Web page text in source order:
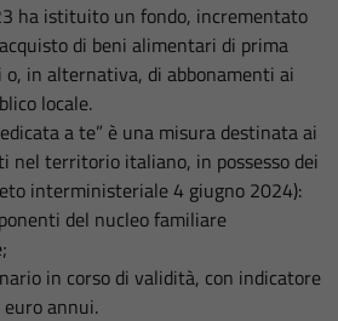
ha istituito un fondo, incrementato
di beni alimentari di prima
in alternativa, di abbonamenti ai
locale.
a te” è una misura destinata ai
nel territorio italiano, in possesso dei
interministeriale 4 giugno 2024):
del nucleo familiare
in corso di validità, con indicatore
annui.